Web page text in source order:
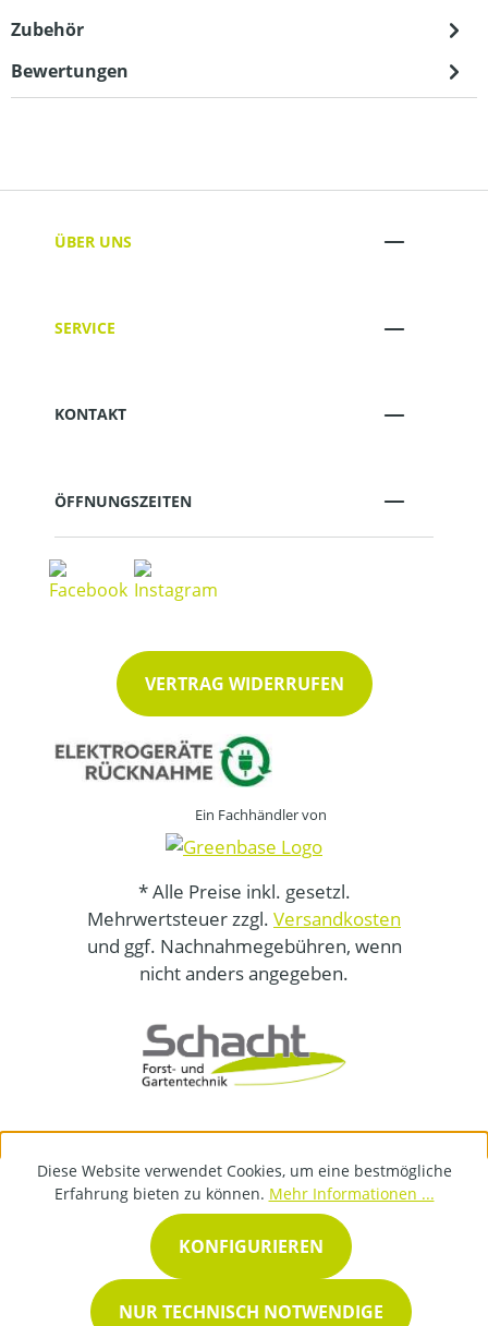
Zubehör
Bewertungen
ÜBER UNS
SERVICE
KONTAKT
ÖFFNUNGSZEITEN
VERTRAG WIDERRUFEN
Ein Fachhändler von
* Alle Preise inkl. gesetzl.
Mehrwertsteuer zzgl. Versandkosten
und ggf. Nachnahmegebühren, wenn
nicht anders angegeben.
Diese Website verwendet Cookies, um eine bestmögliche
Erfahrung bieten zu können. Mehr Informationen ...
NUR TECHNISCH NOTWENDIGE
KONFIGURIEREN